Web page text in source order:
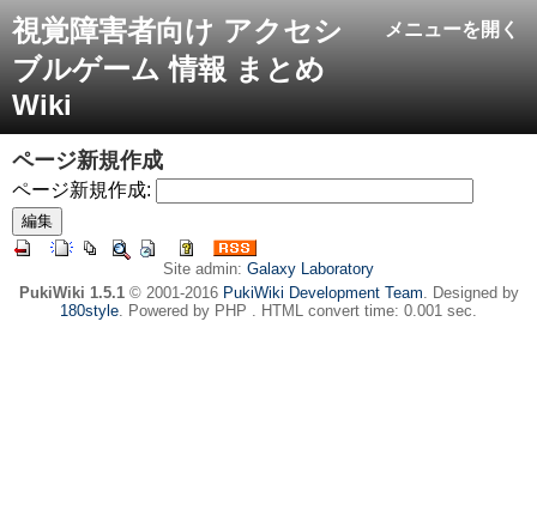
メニューを開く
視覚障害者向け アクセシ
ブルゲーム 情報 まとめ
Wiki
ページ新規作成
ページ新規作成:
Site admin: Galaxy Laboratory
PukiWiki 1.5.1© 2001-2016 PukiWiki Development Team. Designed by
180style. Powered by PHP . HTML convert time: 0.001 sec.